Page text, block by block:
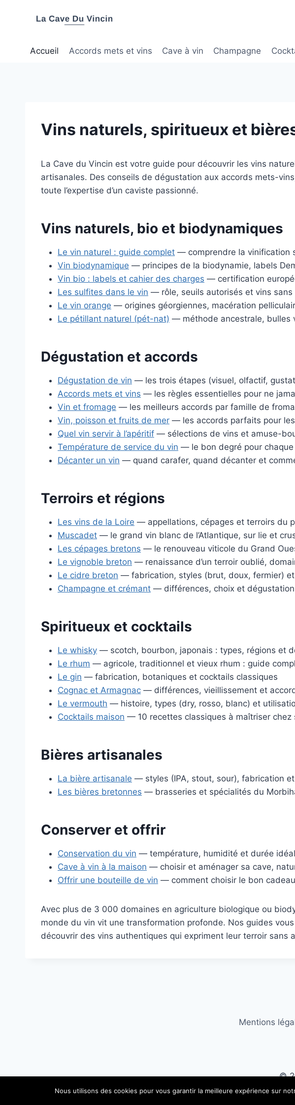
Accueil
Accords mets et vins Cave à vin Champagne
Vins naturels, spiritueux et
La Cave du Vincin est votre guide pour découvrir les vins
artisanales. Des conseils de dégustation aux accords mets-
toute l’expertise d’un caviste passionné.
Vins naturels, bio et biodynamiques
Le vin naturel : guide complet — comprendre la vinification
Vin biodynamique — principes de la biodynamie, labels
Vin bio : labels et cahier des charges — certification
Les sulfites dans le vin — rôle, seuils autorisés et vins sans
Le vin orange — origines géorgiennes, macération
Le pétillant naturel (pét-nat) — méthode ancestrale, bulles
Dégustation et accords
Dégustation de vin — les trois étapes (visuel, olfactif,
Accords mets et vins — les règles essentielles pour ne
Vin et fromage — les meilleurs accords par famille de
Vin, poisson et fruits de mer — les accords parfaits pour
Quel vin servir à l’apéritif — sélections de vins et amuse-
Température de service du vin — le bon degré pour
Décanter un vin — quand carafer, quand décanter et
Terroirs et régions
Les vins de la Loire — appellations, cépages et terroirs du
Muscadet — le grand vin blanc de l’Atlantique, sur lie et
Les cépages bretons — le renouveau viticole du Grand
Le vignoble breton — renaissance d’un terroir oublié,
Le cidre breton — fabrication, styles (brut, doux, fermier)
Champagne et crémant — différences, choix et
Spiritueux et cocktails
Le whisky — scotch, bourbon, japonais : types, régions et
Le rhum — agricole, traditionnel et vieux rhum : guide
Le gin — fabrication, botaniques et cocktails classiques
Cognac et Armagnac — différences, vieillissement et
Le vermouth — histoire, types (dry, rosso, blanc) et
Cocktails maison — 10 recettes classiques à maîtriser chez
Bières artisanales
La bière artisanale — styles (IPA, stout, sour), fabrication
Les bières bretonnes — brasseries et spécialités du
Conserver et offrir
Conservation du vin — température, humidité et durée
Cave à vin à la maison — choisir et aménager sa cave,
Offrir une bouteille de vin — comment choisir le bon cadeau
Avec plus de 3 000 domaines en agriculture biologique ou
monde du vin vit une transformation profonde. Nos guides
découvrir des vins authentiques qui expriment leur terroir sans
Mentions
©
Nous utilisons des cookies pour vous garantir la meilleure expérience sur